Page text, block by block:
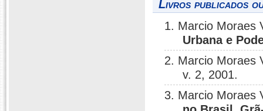
Livros publicados
1. Marcio Moraes
Urbana e
2. Marcio Moraes
v. 2, 2001.
3. Marcio Moraes